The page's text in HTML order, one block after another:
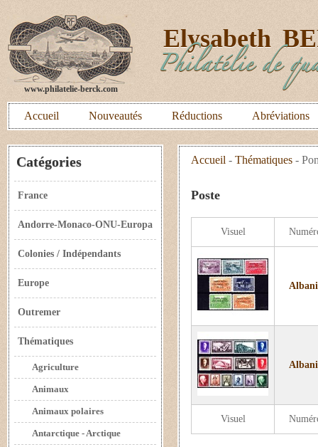
www.philatelie-berck.com
Elysabeth
Philatélie de
Accueil Nouveautés Réductions Abréviations
Catégories
France
Andorre-Monaco-ONU-Europa
Colonies / Indépendants
Europe
Outremer
Thématiques
Agriculture
Animaux
Animaux polaires
Antarctique - Arctique
Accueil - Thématiques -
Poste
Visuel
Visuel